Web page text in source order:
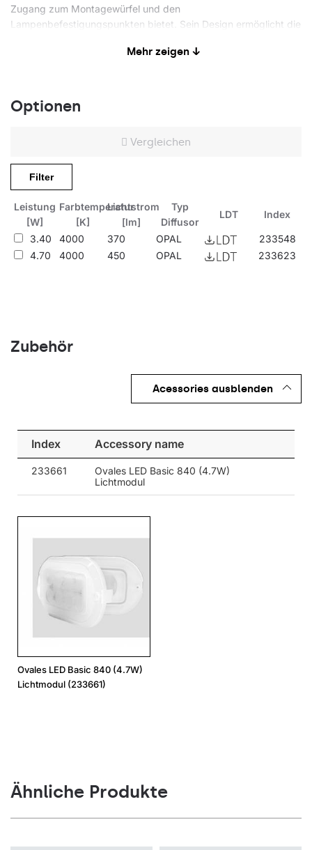
Zugang zum Montagewürfel und den
Lampenbefestigungspunkten bietet. Sein Design ermöglicht die
der Lampen. Der schlagfeste Diffusor ermöglicht es der
Anwendungsbereiche
Die Aufputzleuchte für die Decken- oder Wandmontage findet
ihre Anwendung insbesondere in Räumen mit hoher
Tiefgaragen) als Industriebeleuchtung und Außenbeleuchtung.
Andere Produkte aus der Oval LED-Familie
Mehr zeigen ↓
Optionen
Vergleichen
Filter
Leistung
[W]
Farbtemperatur
[K]
Lichtstrom
[lm]
Typ
Diffusor
LDT Index
3.40 4000 370 OPAL
233548
4.70
4000 450 OPAL 233623
Zubehör
Acessories ausblenden
Index Accessory name
233661
Ovales LED Basic 840 (4.7W)
Lichtmodul
Ovales LED Basic 840 (4.7W)
Lichtmodul (233661)
Ähnliche Produkte